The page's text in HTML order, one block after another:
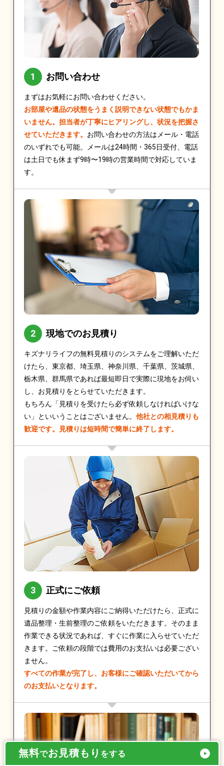
お問い合わせ
まずはお気軽にお問い合わせください。
お部屋や遺品の状態をうまく説明できない状態でもかま
いません。担当者が丁寧にヒアリングし、状況を把握さ
せていただきます。 お問い合わせの方法はメール・電話
のいずれでも可能。メールは24時間・365日受付、電話
は土日でも休まず9時〜19時の営業時間で対応していま
す。
現地でのお見積り
キズナリライフの無料見積りのシステムをご理解いただ
けたら、東京都、埼玉県、神奈川県、千葉県、茨城県、
栃木県、群馬県であれば最短即日で実際に現地をお伺い
し、お見積りをとらせていただきます。
もちろん「見積りを受けたら必ず依頼しなければいけな
い」といいうことはございません。 他社との相見積りも
歓迎です。見積りは短時間で簡単に終了します。
正式にご依頼
見積りの金額や作業内容にご納得いただけたら、正式に
遺品整理・生前整理のご依頼をいただきます。そのまま
作業できる状況であれば、すぐに作業に入らせていただ
きます。ご依頼の段階では費用のお支払いは必要ござい
ません。
すべての作業が完了し、お客様にご確認いただいてから
のお支払いとなります。
無料でお見積もり をする